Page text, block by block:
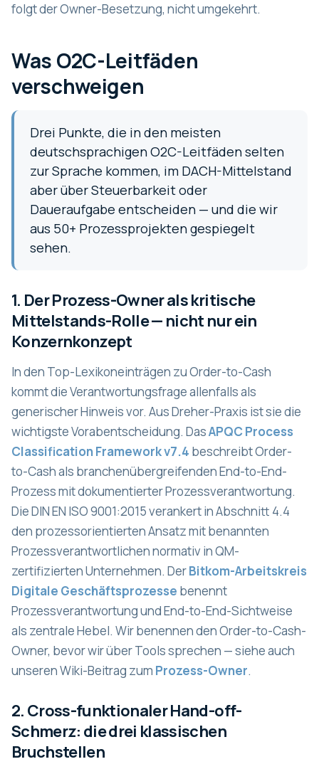
folgt der Owner-Besetzung, nicht umgekehrt.
Was O2C-Leitfäden
verschweigen
Drei Punkte, die in den meisten
deutschsprachigen O2C-Leitfäden selten
zur Sprache kommen, im DACH-Mittelstand
aber über Steuerbarkeit oder
Daueraufgabe entscheiden — und die wir
aus 50+ Prozessprojekten gespiegelt
sehen.
1. Der Prozess-Owner als kritische
Mittelstands-Rolle — nicht nur ein
Konzernkonzept
In den Top-Lexikoneinträgen zu Order-to-Cash
kommt die Verantwortungsfrage allenfalls als
generischer Hinweis vor. Aus Dreher-Praxis ist sie die
wichtigste Vorabentscheidung. DasAPQC Process
Classification Framework v7.4 beschreibt Order-
to-Cash als branchenübergreifenden End-to-End-
Prozess mit dokumentierter Prozessverantwortung.
Die DIN EN ISO 9001:2015 verankert in Abschnitt 4.4
den prozessorientierten Ansatz mit benannten
Prozessverantwortlichen normativ in QM-
zertifizierten Unternehmen. DerBitkom-Arbeitskreis
Digitale Geschäftsprozesse benennt
Prozessverantwortung und End-to-End-Sichtweise
als zentrale Hebel. Wir benennen den Order-to-Cash-
Owner, bevor wir über Tools sprechen — siehe auch
unseren Wiki-Beitrag zum Prozess-Owner.
2. Cross-funktionaler Hand-off-
Schmerz: die drei klassischen
Bruchstellen